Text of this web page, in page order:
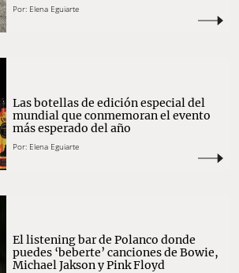
Por: Elena Eguiarte
Las botellas de edición especial del
mundial que conmemoran el evento
más esperado del año
Por: Elena Eguiarte
El listening bar de Polanco donde
puedes ‘beberte’ canciones de Bowie,
Michael Jakson y Pink Floyd